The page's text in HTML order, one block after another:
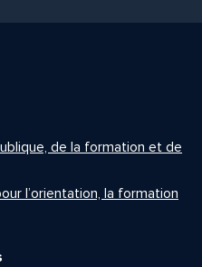
de la formation et de
l’orientation, la formation